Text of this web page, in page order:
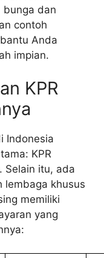
bunga dan
contoh
Anda
impian.
KPR
Indonesia
KPR
Selain itu, ada
lembaga khusus
memiliki
yang